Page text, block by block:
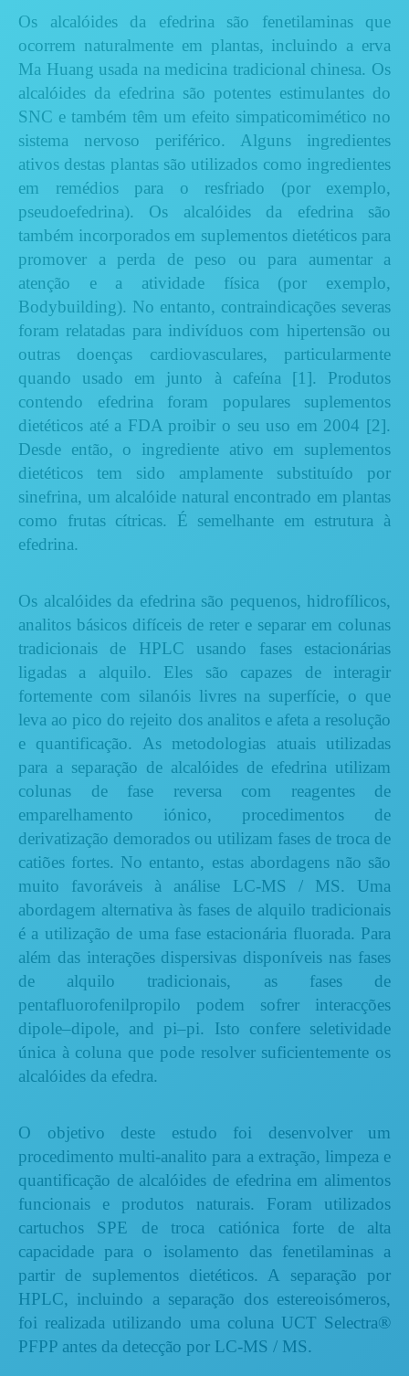
Os alcalóides da efedrina são fenetilaminas que
ocorrem naturalmente em plantas, incluindo a erva
Ma Huang usada na medicina tradicional chinesa. Os
alcalóides da efedrina são potentes estimulantes do
SNC e também têm um efeito simpaticomimético no
sistema nervoso periférico. Alguns ingredientes
ativos destas plantas são utilizados como ingredientes
em remédios para o resfriado (por exemplo,
pseudoefedrina). Os alcalóides da efedrina são
também incorporados em suplementos dietéticos para
promover a perda de peso ou para aumentar a
atenção e a atividade física (por exemplo,
Bodybuilding). No entanto, contraindicações severas
foram relatadas para indivíduos com hipertensão ou
outras doenças cardiovasculares, particularmente
quando usado em junto à cafeína [1]. Produtos
contendo efedrina foram populares suplementos
dietéticos até a FDA proibir o seu uso em 2004 [2].
Desde então, o ingrediente ativo em suplementos
dietéticos tem sido amplamente substituído por
sinefrina, um alcalóide natural encontrado em plantas
como frutas cítricas. É semelhante em estrutura à
efedrina.
Os alcalóides da efedrina são pequenos, hidrofílicos,
analitos básicos difíceis de reter e separar em colunas
tradicionais de HPLC usando fases estacionárias
ligadas a alquilo. Eles são capazes de interagir
fortemente com silanóis livres na superfície, o que
leva ao pico do rejeito dos analitos e afeta a resolução
e quantificação. As metodologias atuais utilizadas
para a separação de alcalóides de efedrina utilizam
colunas de fase reversa com reagentes de
emparelhamento iónico, procedimentos de
derivatização demorados ou utilizam fases de troca de
catiões fortes. No entanto, estas abordagens não são
muito favoráveis à análise LC-MS / MS. Uma
abordagem alternativa às fases de alquilo tradicionais
é a utilização de uma fase estacionária fluorada. Para
além das interações dispersivas disponíveis nas fases
de alquilo tradicionais, as fases de
pentafluorofenilpropilo podem sofrer interacções
dipole–dipole, and pi–pi. Isto confere seletividade
única à coluna que pode resolver suficientemente os
alcalóides da efedra.
O objetivo deste estudo foi desenvolver um
procedimento multi-analito para a extração, limpeza e
quantificação de alcalóides de efedrina em alimentos
funcionais e produtos naturais. Foram utilizados
cartuchos SPE de troca catiónica forte de alta
capacidade para o isolamento das fenetilaminas a
partir de suplementos dietéticos. A separação por
HPLC, incluindo a separação dos estereoisómeros,
foi realizada utilizando uma coluna UCT Selectra®
PFPP antes da detecção por LC-MS / MS.